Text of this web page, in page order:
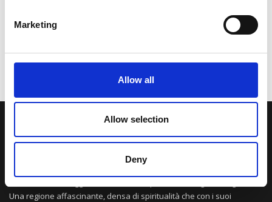
Marketing
Allow all
Allow selection
Deny
LA NOSTRA MISSION
Una regione affascinante, densa di spiritualità che con i suoi